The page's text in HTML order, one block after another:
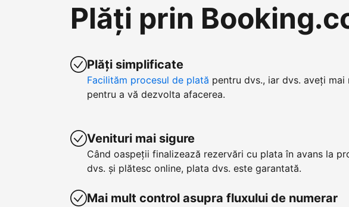
Plăți prin
Plăți simplificate
Facilităm procesul de plată pentru dvs., iar dvs. aveți mai
pentru a vă dezvolta afacerea.
Venituri mai sigure
Când oaspeții finalizează rezervări cu plata în avans la
dvs. și plătesc online, plata dvs. este garantată.
Mai mult control asupra fluxului de numerar